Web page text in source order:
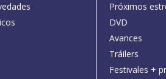
Próximos
DVD
Avances
Tráilers
Festivales +